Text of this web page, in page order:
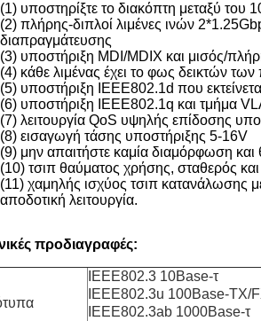
(1) υποστηρίξτε το διακόπτη μεταξύ
(2) πλήρης-διπλοί λιμένες ινών
διαπραγμάτευσης
(3) υποστήριξη MDI/MDIX και μισός/
(4) κάθε λιμένας έχει το φως δεικτών
(5) υποστήριξη IEEE802.1d που
(6) υποστήριξη IEEE802.1q και τμήμα
(7) λειτουργία QoS υψηλής επίδοσης
(8) εισαγωγή τάσης υποστήριξης 5-16V
(9) μην απαιτήστε καμία διαμόρφωση και
(10) τσιπ θαύματος χρήσης, σταθερός και
(11) χαμηλής ισχύος τσιπ κατανάλωσης
αποδοτική λειτουργία.
προδιαγραφές:
IEEE802.3 10Base-τ
IEEE802.3u 100Base-TX/
IEEE802.3ab 1000Base-τ